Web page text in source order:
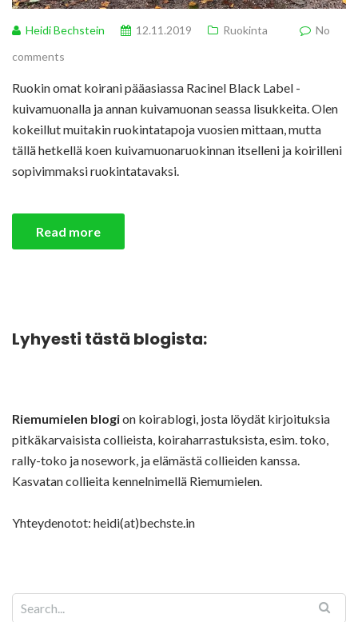
Heidi Bechstein 12.11.2019 Ruokinta
No
comments
Ruokin omat koirani pääasiassa Racinel Black Label -
kuivamuonalla ja annan kuivamuonan seassa lisukkeita. Olen
kokeillut muitakin ruokintatapoja vuosien mittaan, mutta
tällä hetkellä koen kuivamuonaruokinnan itselleni ja koirilleni
sopivimmaksi ruokintatavaksi.
Read more
Lyhyesti tästä blogista:
Riemumielen blogion koirablogi, josta löydät kirjoituksia
pitkäkarvaisista collieista, koiraharrastuksista, esim. toko,
rally-toko ja nosework, ja elämästä collieiden kanssa.
Kasvatan collieita kennelnimellä Riemumielen.
Yhteydenotot: heidi(at)bechste.in